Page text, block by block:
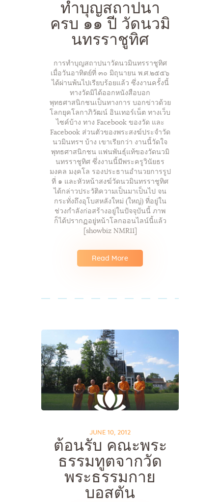
ทำบุญสถาปนา
ครบ ๑๑ ปี วัดนวมิ
นทรราชูทิศ
การทำบุญสถาปนาวัดนวมินทรราชูทิศ
เมื่อวันอาทิตย์ที่ ๓๐ มิถุนายน พ.ศ.๒๕๕๖
ได้ผ่านพ้นไปเรียบร้อยแล้ว ซึ่งงานครั้งนี้
ทางวัดมิได้ออกหนังสือบอก
พุทธศาสนิกชนเป็นทางการ บอกข่าวด้วย
โลกยุคโลกาภิวัฒน์ อินเทอร์เน็ต ทางเว็บ
ไซค์บ้าง ทาง Facebook ของวัด และ
Facebook ส่วนตัวของพระสงฆ์ประจำวัด
นวมินทรฯ บ้าง เขาเรียกว่า งานนี้วัดใจ
พุทธศาสนิกชน แฟนพันธุ์แท้ของวัดนวมิ
นทรราชูทิศ ซึ่งงานนี้มีพระครูวินัยธร
มงคล มงฺคโล รองประธานอำนวยการรูป
ที่ ๑ และหัวหน้าสงฆ์วัดนวมินทรราชูทิศ
ได้กล่าวประวัติความเป็นมาเป็นไป จน
กระทั่งถึงอุโบสหลังใหม่ (ใหญ่) ที่อยู่ใน
ช่วงกำลังก่อสร้างอยู่ในปัจจุบันนี้ ภาพ
ก็ได้ปรากฏอยู่หน้าโลกออนไลน์นี้แล้ว
[showbiz NMR11]
Read More
JUNE 10, 2012
ต้อนรับ คณะพระ
ธรรมทูตจากวัด
พระธรรมกาย
บอสตัน